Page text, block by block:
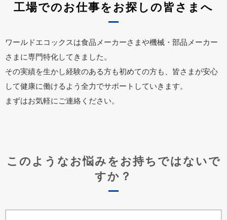
工場でのお仕事をお探しの皆さまへ
ワールドエコックスは食品メーカーさまや機械・部品メーカー
さまに専門特化してきました。
その実績を生かし経験のある方も初めての方も、皆さまが安心
して健康に働けるよう全力でサポートしていきます。
まずはお気軽にご連絡ください。
このようなお悩みをお持ちではないで
すか？